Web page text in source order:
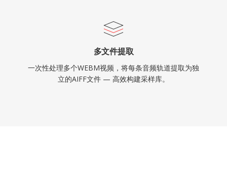
多文件提取
一次性处理多个WEBM视频，将每条音频轨道提取为独
立的AIFF文件 — 高效构建采样库。